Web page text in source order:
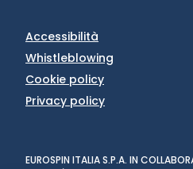
Accessibilità
Whistleblowing
Cookie policy
Privacy policy
EUROSPIN ITALIA S.P.A. IN